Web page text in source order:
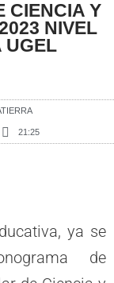
CIENCIA Y
NIVEL
UGEL
21:25
ya se
de